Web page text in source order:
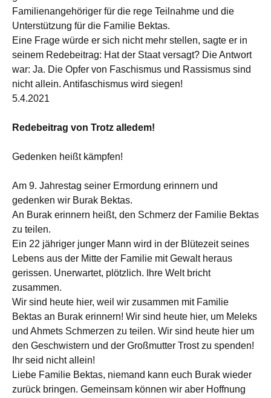
Familienangehöriger für die rege Teilnahme und die
Unterstützung für die Familie Bektas.
Eine Frage würde er sich nicht mehr stellen, sagte er in
seinem Redebeitrag: Hat der Staat versagt? Die Antwort
war: Ja. Die Opfer von Faschismus und Rassismus sind
nicht allein. Antifaschismus wird siegen!
5.4.2021
Redebeitrag von Trotz alledem!
Gedenken heißt kämpfen!
Am 9. Jahrestag seiner Ermordung erinnern und
gedenken wir Burak Bektas.
An Burak erinnern heißt, den Schmerz der Familie Bektas
zu teilen.
Ein 22 jähriger junger Mann wird in der Blütezeit seines
Lebens aus der Mitte der Familie mit Gewalt heraus
gerissen. Unerwartet, plötzlich. Ihre Welt bricht
zusammen.
Wir sind heute hier, weil wir zusammen mit Familie
Bektas an Burak erinnern! Wir sind heute hier, um Meleks
und Ahmets Schmerzen zu teilen. Wir sind heute hier um
den Geschwistern und der Großmutter Trost zu spenden!
Ihr seid nicht allein!
Liebe Familie Bektas, niemand kann euch Burak wieder
zurück bringen. Gemeinsam können wir aber Hoffnung